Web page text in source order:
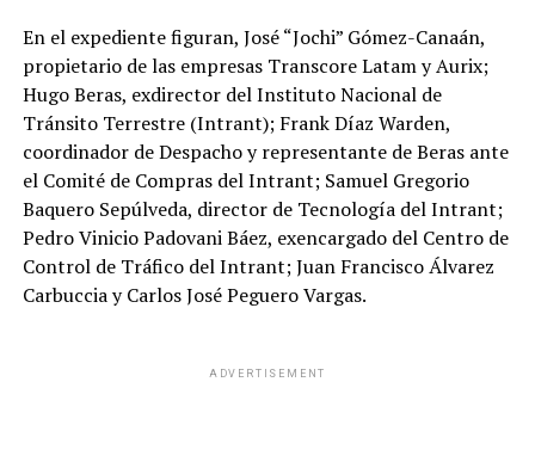
En el expediente figuran, José “Jochi” Gómez-Canaán,
propietario de las empresas Transcore Latam y Aurix;
Hugo Beras, exdirector del Instituto Nacional de
Tránsito Terrestre (Intrant); Frank Díaz Warden,
coordinador de Despacho y representante de Beras ante
el Comité de Compras del Intrant; Samuel Gregorio
Baquero Sepúlveda, director de Tecnología del Intrant;
Pedro Vinicio Padovani Báez, exencargado del Centro de
Control de Tráfico del Intrant; Juan Francisco Álvarez
Carbuccia y Carlos José Peguero Vargas.
ADVERTISEMENT